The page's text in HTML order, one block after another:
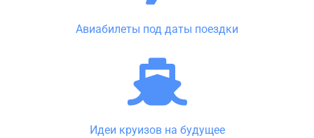
Авиабилеты под даты поездки
Идеи круизов на будущее